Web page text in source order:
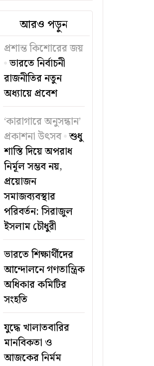
আরও পড়ুন
প্রশান্ত কিশোরের জয়
ভারতে নির্বাচনী
রাজনীতির নতুন
অধ্যায়ে প্রবেশ
‘কারাগারে অনুসন্ধান’
প্রকাশনা উৎসব শুধু
শাস্তি দিয়ে অপরাধ
নির্মূল সম্ভব নয়,
প্রয়োজন
সমাজব্যবস্থার
পরিবর্তন: সিরাজুল
ইসলাম চৌধুরী
ভারতে শিক্ষার্থীদের
আন্দোলনে গণতান্ত্রিক
অধিকার কমিটির
সংহতি
যুদ্ধে খালাতবারির
মানবিকতা ও
আজকের নির্মম